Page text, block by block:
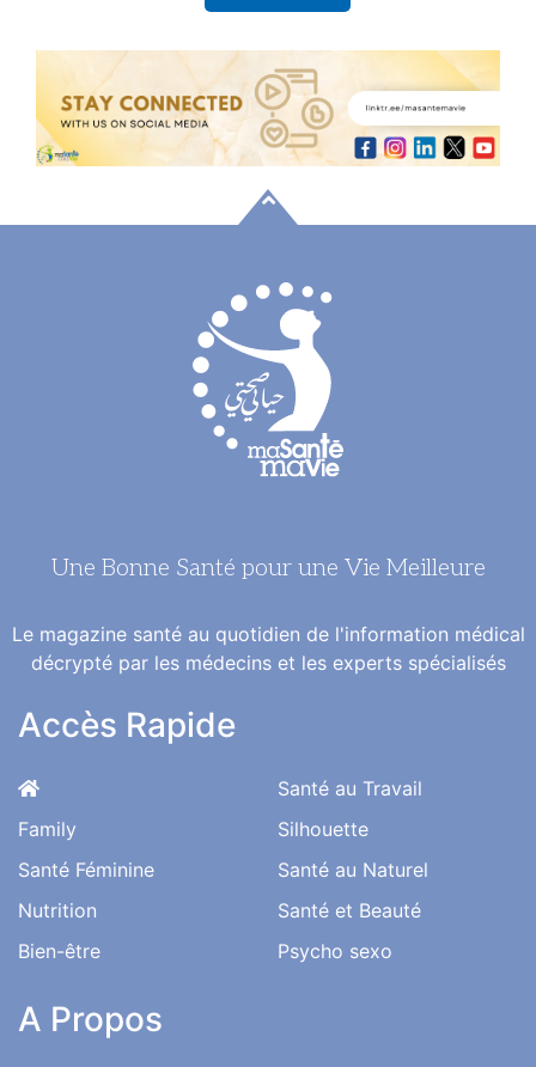
Une Bonne Santé pour une Vie Meilleure
Le magazine santé au quotidien de l'information médical
décrypté par les médecins et les experts spécialisés
Accès Rapide
Family
Santé Féminine
Nutrition
Bien-être
Santé au Travail
Silhouette
Santé au Naturel
Santé et Beauté
Psycho sexo
A Propos